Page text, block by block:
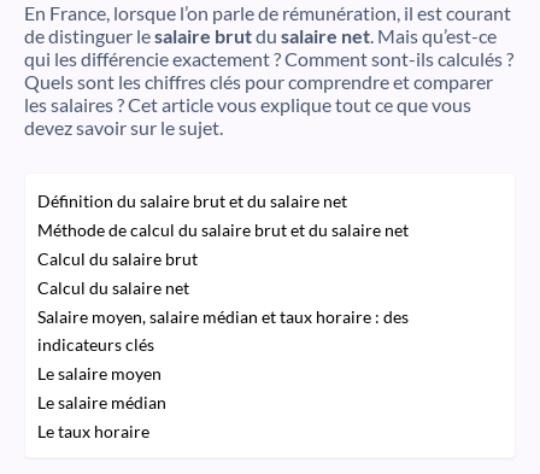
En France, lorsque l’on parle de rémunération, il est courant
de distinguer lesalaire brutdu salaire net. Mais qu’est-ce
qui les différencie exactement ? Comment sont-ils calculés ?
Quels sont les chiffres clés pour comprendre et comparer
les salaires ? Cet article vous explique tout ce que vous
devez savoir sur le sujet.
Définition du salaire brut et du salaire net
Méthode de calcul du salaire brut et du salaire net
Calcul du salaire brut
Calcul du salaire net
Salaire moyen, salaire médian et taux horaire : des
indicateurs clés
Le salaire moyen
Le salaire médian
Le taux horaire